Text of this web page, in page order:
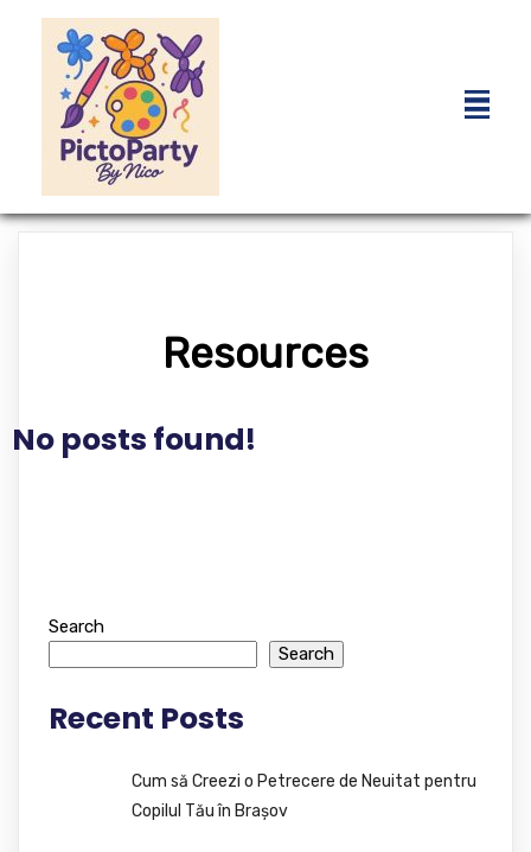
Resources
No posts found!
Search
Search
Recent Posts
Cum să Creezi o Petrecere de Neuitat pentru
Copilul Tău în Brașov